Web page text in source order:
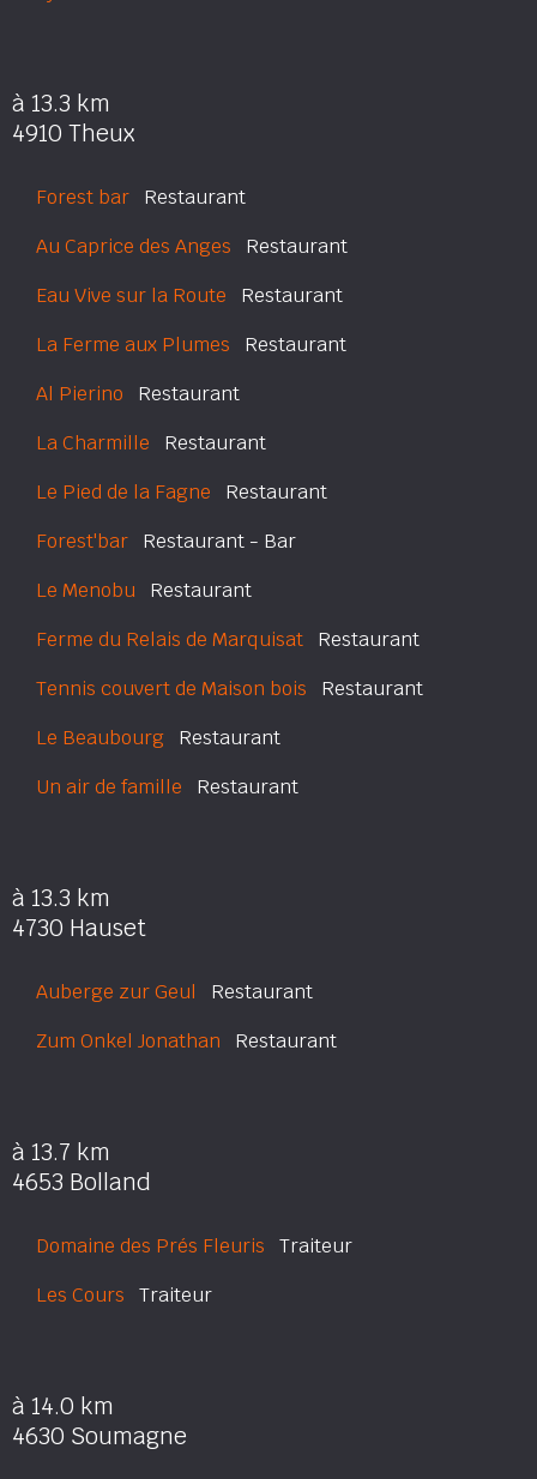
à 13.3 km
4910 Theux
Forest bar Restaurant
Au Caprice des Anges Restaurant
Eau Vive sur la Route Restaurant
La Ferme aux Plumes Restaurant
Al Pierino Restaurant
La Charmille Restaurant
Le Pied de la Fagne Restaurant
Forest'bar Restaurant - Bar
Le Menobu Restaurant
Ferme du Relais de Marquisat Restaurant
Tennis couvert de Maison bois Restaurant
Le Beaubourg Restaurant
Un air de famille Restaurant
à 13.3 km
4730 Hauset
Auberge zur Geul Restaurant
Zum Onkel Jonathan Restaurant
à 13.7 km
4653 Bolland
Domaine des Prés Fleuris Traiteur
Les Cours Traiteur
à 14.0 km
4630 Soumagne